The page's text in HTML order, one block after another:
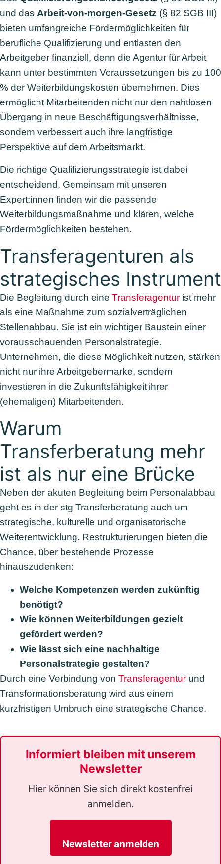
und das Arbeit-von-morgen-Gesetz (§ 82 SGB III)
bieten umfangreiche Fördermöglichkeiten für
berufliche Qualifizierung und entlasten den
Arbeitgeber finanziell, denn die Agentur für Arbeit
kann unter bestimmten Voraussetzungen bis zu 100
% der Weiterbildungskosten übernehmen. Dies
ermöglicht Mitarbeitenden nicht nur den nahtlosen
Übergang in neue Beschäftigungsverhältnisse,
sondern verbessert auch ihre langfristige
Perspektive auf dem Arbeitsmarkt.
Die richtige Qualifizierungsstrategie ist dabei
entscheidend. Gemeinsam mit unseren
Expert:innen finden wir die passende
Weiterbildungsmaßnahme und klären, welche
Fördermöglichkeiten bestehen.
Transferagenturen als
strategisches Instrument
Die Begleitung durch eine Transferagentur ist mehr
als eine Maßnahme zum sozialverträglichen
Stellenabbau. Sie ist ein wichtiger Baustein einer
vorausschauenden Personalstrategie.
Unternehmen, die diese Möglichkeit nutzen, stärken
nicht nur ihre Arbeitgebermarke, sondern
investieren in die Zukunftsfähigkeit ihrer
(ehemaligen) Mitarbeitenden.
Warum
Transferberatung mehr
ist als nur eine Brücke
Neben der akuten Begleitung beim Personalabbau
geht es in der stg Transferberatung auch um
strategische, kulturelle und organisatorische
Weiterentwicklung. Restrukturierungen bieten die
Chance, über bestehende Prozesse
hinauszudenken:
Welche Kompetenzen werden zukünftig
benötigt?
Wie können Weiterbildungen gezielt
gefördert werden?
Wie lässt sich eine nachhaltige
Personalstrategie gestalten?
Durch eine Verbindung von Transferagentur und
Transformationsberatung wird aus einem
kurzfristigen Umbruch eine strategische Chance.
Informiert bleiben mit unserem
Newsletter
Hier können Sie sich direkt kostenfrei
anmelden.
Newsletter anmelden